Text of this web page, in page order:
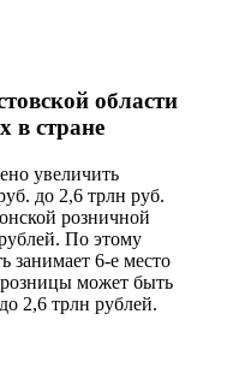
области
в стране
увеличить
до 2,6 трлн руб.
розничной
По этому
занимает 6-е место
может быть
2,6 трлн рублей.